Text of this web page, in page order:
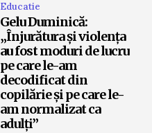
Educatie
Gelu Duminică:
„Înjurătura și violența
au fost moduri de lucru
pe care le-am
decodificat din
copilărie și pe care le-
am normalizat ca
adulți”